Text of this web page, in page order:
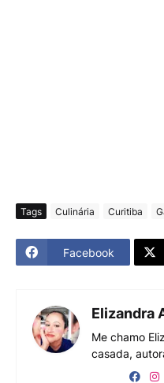
Tags Culinária Curitiba
Facebook
Elizandra
Me chamo
casada,